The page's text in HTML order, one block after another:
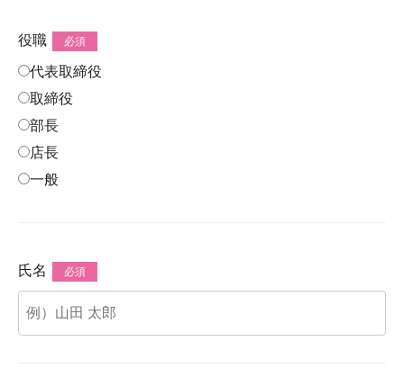
役職 必須
代表取締役
取締役
部長
店長
一般
氏名 必須